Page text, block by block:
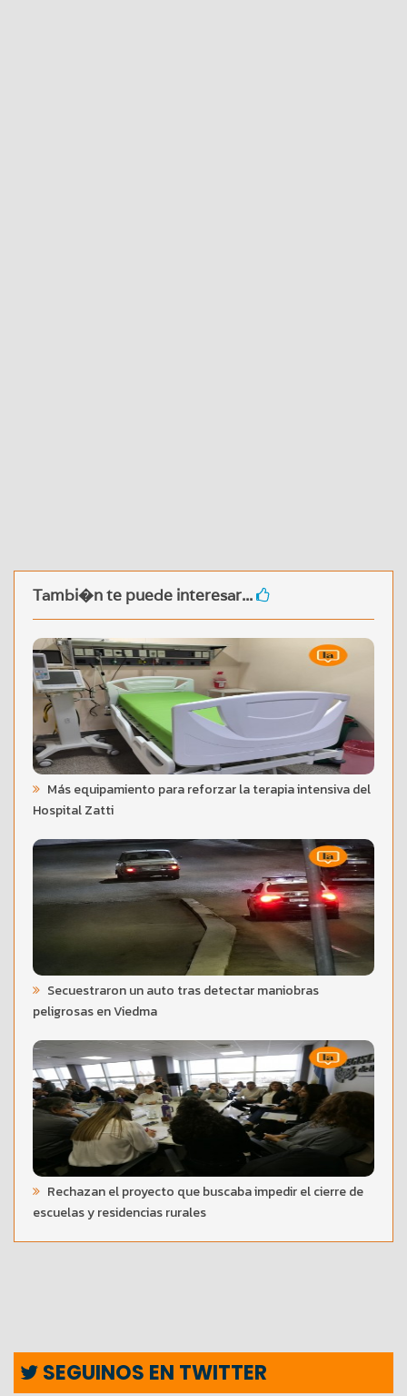
Tambi�n te puede interesar...
Más equipamiento para reforzar la terapia intensiva del
Hospital Zatti
Secuestraron un auto tras detectar maniobras
peligrosas en Viedma
Rechazan el proyecto que buscaba impedir el cierre de
escuelas y residencias rurales
SEGUINOS EN TWITTER